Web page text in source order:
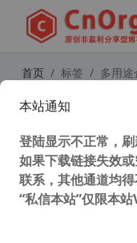
首页 标签 多用途
6
本站通知
登陆显示不正常，
如果下载链接失效
联系，其他通道均
“私信本站”仅限本